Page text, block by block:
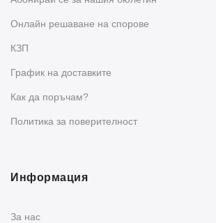
Oнлайн решаване на спорове
КЗП
График на доставките
Как да поръчам?
Политика за поверителност
Информация
За нас